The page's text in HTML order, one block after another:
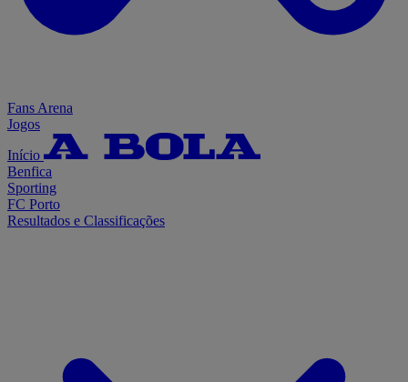
Fans Arena
Jogos
Início
Benfica
Sporting
FC Porto
Resultados e Classificações